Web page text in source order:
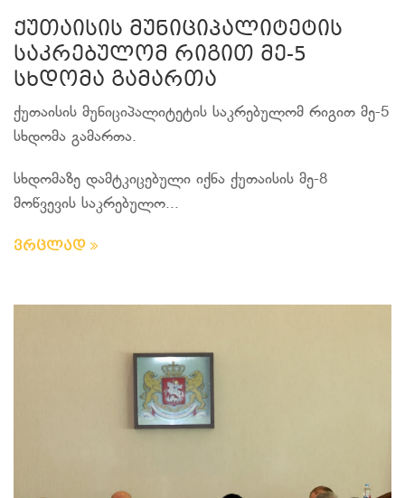
ქუთაისის მუნიციპალიტეტის
საკრებულომ რიგით მე-5
სხდომა გამართა
ქუთაისის მუნიციპალიტეტის საკრებულომ რიგით მე-5
სხდომა გამართა.
სხდომაზე დამტკიცებული იქნა ქუთაისის მე-8
მოწვევის საკრებულო...
ვრცლად